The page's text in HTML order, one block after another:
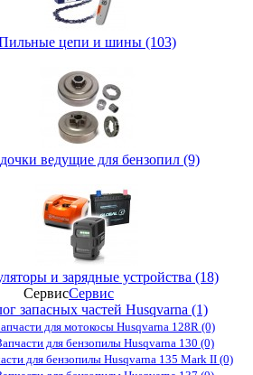
цепи и шины (103)
ведущие для бензопил (9)
и зарядные устройства (18)
СервисСервис
запасных частей Husqvarna (1)
для мотокосы Husqvarna 128R (0)
для бензопилы Husqvarna 130 (0)
для бензопилы Husqvarna 135 Mark II (0)